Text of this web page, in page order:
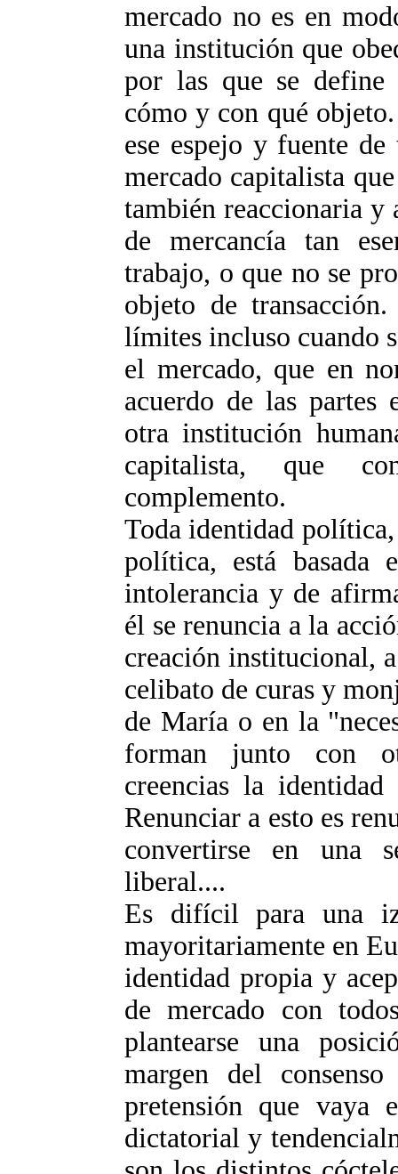
mercado no es en
una institución que
por las que se define
cómo y con qué
ese espejo y fuente
mercado capitalista
también reaccionaria y
de mercancía tan
trabajo, o que no se
objeto de
límites incluso cuando
el mercado, que en
acuerdo de las partes
otra institución
capitalista, que
complemento.
Toda identidad
política, está basada
intolerancia y de
él se renuncia a la
creación institucional,
celibato de curas y
de María o en la
forman junto con
creencias la
Renunciar a esto es
convertirse en una
liberal....
Es difícil para una
mayoritariamente en
identidad propia y
de mercado con
plantearse una
margen del
pretensión que vaya
dictatorial y